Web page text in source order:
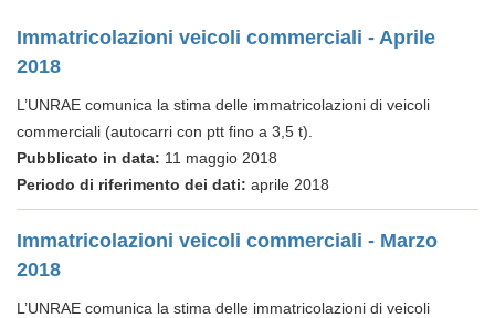
Immatricolazioni veicoli commerciali - Aprile
2018
L’UNRAE comunica la stima delle immatricolazioni di veicoli
commerciali (autocarri con ptt fino a 3,5 t).
Pubblicato in data: 11 maggio 2018
Periodo di riferimento dei dati: aprile 2018
Immatricolazioni veicoli commerciali - Marzo
2018
L’UNRAE comunica la stima delle immatricolazioni di veicoli